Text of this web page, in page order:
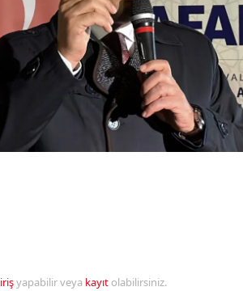
Bayburt
Karaman
Kırıkkale
Batman
yapabilir veya kayıt olabilirsiniz.